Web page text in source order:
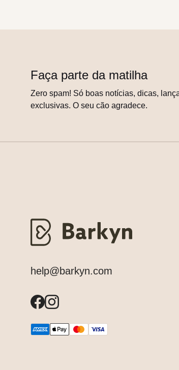
Faça parte da matilha
Zero spam! Só boas notícias, dicas,
exclusivas. O seu cão agradece.
help@barkyn.com